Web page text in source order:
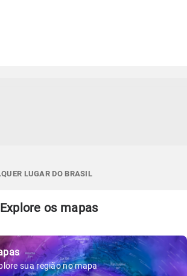
LUGAR DO BRASIL
Explore os mapas
sua região no mapa